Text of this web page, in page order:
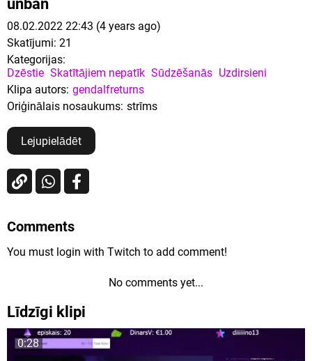
unban
08.02.2022 22:43 (4 years ago)
Skatījumi: 21
Kategorijas:
Dzēstie Skatītājiem nepatīk Sūdzēšanās Uzdirsieni
Klipa autors: gendalfreturns
Oriģinālais nosaukums: strīms
Lejupielādēt
Comments
You must login with Twitch to add comment!
No comments yet...
Līdzīgi klipi
0:28